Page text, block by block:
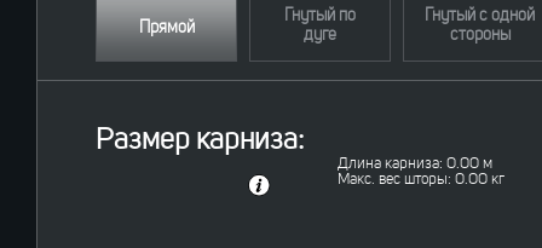
Прямой
Гнутый по
дуге
Гнутый с одной
стороны
Размер карниза:
Длина карниза: 0.00 м
Макс. вес шторы: 0.00 кг